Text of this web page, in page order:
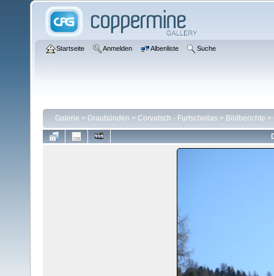
Startseite Anmelden Albenliste Suche
Galerie > Graubünden > Corvatsch - Furtschellas > Bildberichte >